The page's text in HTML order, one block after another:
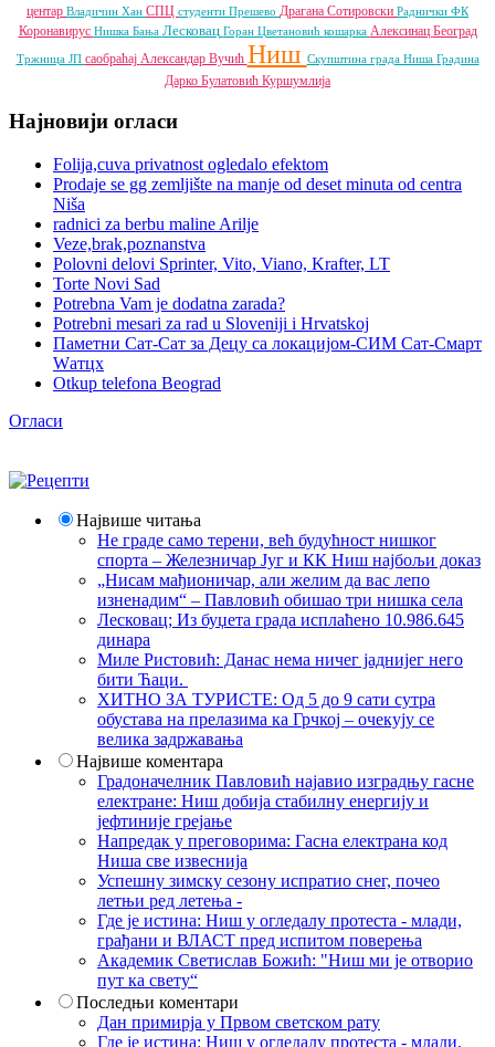
центар Владичин Хан СПЦ студенти Прешево Драгана Сотировски Раднички ФК
Коронавирус Нишка Бања Лесковац Горан Цветановић кошарка Алексинац Београд
Тржница ЈП саобраћај Александар Вучић Ниш Скупштина града Ниша Градина
Дарко Булатовић Куршумлија
Најновији огласи
Folija,cuva privatnost ogledalo efektom
Prodaje se gg zemljište na manje od deset minuta od centra
Niša
radnici za berbu maline Arilje
Veze,brak,poznanstva
Polovni delovi Sprinter, Vito, Viano, Krafter, LT
Torte Novi Sad
Potrebna Vam je dodatna zarada?
Potrebni mesari za rad u Sloveniji i Hrvatskoj
Паметни Сат-Сат за Децу са локацијом-СИМ Сат-Смарт
Wатцх
Otkup telefona Beograd
Огласи
Највише читања
Не граде само терени, већ будућност нишког
спорта – Железничар Југ и КК Ниш најбољи доказ
„Нисам мађионичар, али желим да вас лепо
изненадим“ – Павловић обишао три нишка села
Лесковац; Из буџета града исплаћено 10.986.645
динара
Миле Ристовић: Данас нема ничег јаднијег него
бити Ћаци.
ХИТНО ЗА ТУРИСТЕ: Од 5 до 9 сати сутра
обустава на прелазима ка Грчкој – очекују се
велика задржавања
Највише коментара
Градоначелник Павловић најавио изградњу гасне
електране: Ниш добија стабилну енергију и
јефтиније грејање
Напредак у преговорима: Гасна електрана код
Ниша све извеснија
Успешну зимску сезону испратио снег, почео
летњи ред летења -
Где је истина: Ниш у огледалу протеста - млади,
грађани и ВЛАСТ пред испитом поверења
Академик Светислав Божић: "Ниш ми је отворио
пут ка свету“
Последњи коментари
Дан примирја у Првом светском рату
Где је истина: Ниш у огледалу протеста - млади,